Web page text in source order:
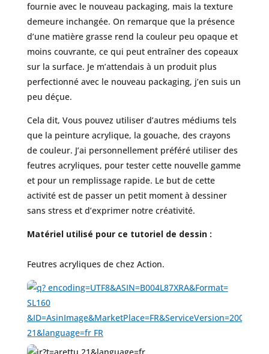
fournie avec le nouveau packaging, mais la texture
demeure inchangée. On remarque que la présence
d’une matière grasse rend la couleur peu opaque et
moins couvrante, ce qui peut entraîner des copeaux
sur la surface. Je m’attendais à un produit plus
perfectionné avec le nouveau packaging, j’en suis un
peu déçue.
Cela dit, Vous pouvez utiliser d’autres médiums tels
que la peinture acrylique, la gouache, des crayons
de couleur. J’ai personnellement préféré utiliser des
feutres acryliques, pour tester cette nouvelle gamme
et pour un remplissage rapide. Le but de cette
activité est de passer un petit moment à dessiner
sans stress et d’exprimer notre créativité.
Matériel utilisé pour ce tutoriel de dessin :
Feutres acryliques de chez Action.